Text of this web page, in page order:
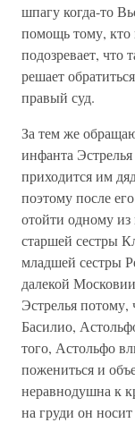
шпагу когда-то
помощь тому, кто
подозревает,
решает
правый суд.
За тем же
инфанта
приходится им
поэтому после
отойти одному
старшей сестры
младшей сестры
далекой
Эстрелья потому,
Басилио,
того, Астольфо
пожениться и
неравнодушна к
на груди он